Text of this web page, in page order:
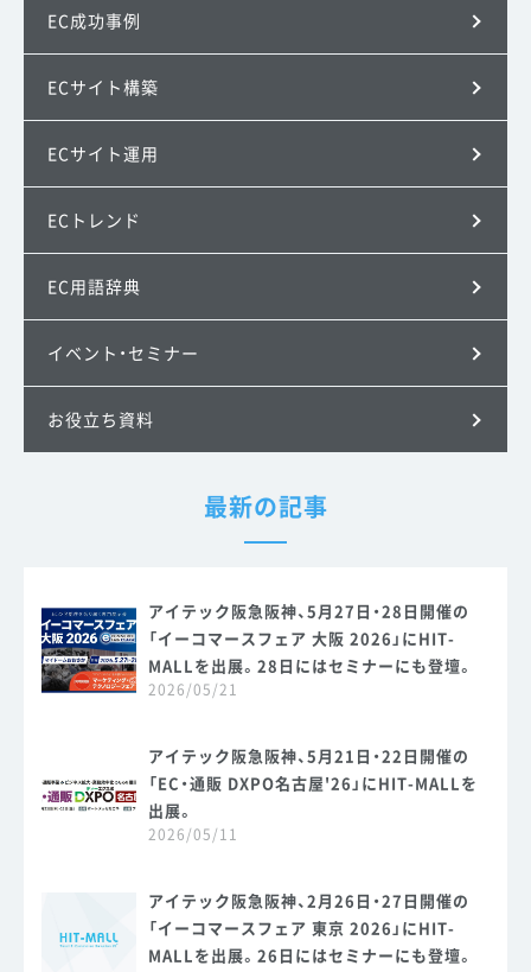
EC成功事例
ECサイト構築
ECサイト運用
ECトレンド
EC用語辞典
イベント・セミナー
お役立ち資料
最新の記事
アイテック阪急阪神、5月27日・28日開催の
「イーコマースフェア 大阪 2026」にHIT-
MALLを出展。28日にはセミナーにも登壇。
2026/05/21
アイテック阪急阪神、5月21日・22日開催の
「EC・通販 DXPO名古屋'26」にHIT-MALLを
出展。
2026/05/11
アイテック阪急阪神、2月26日・27日開催の
「イーコマースフェア 東京 2026」にHIT-
MALLを出展。26日にはセミナーにも登壇。